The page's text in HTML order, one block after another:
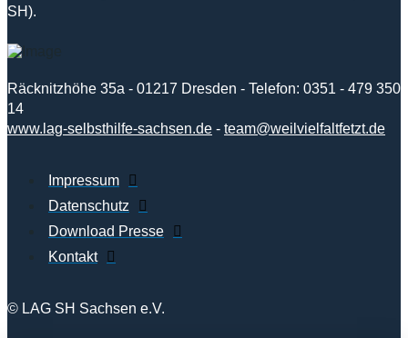
SH).
Räcknitzhöhe 35a - 01217 Dresden - Telefon: 0351 - 479 350
14
www.lag-selbsthilfe-sachsen.de - team@weilvielfaltfetzt.de
Impressum
Datenschutz
Download Presse
Kontakt
© LAG SH Sachsen e.V.